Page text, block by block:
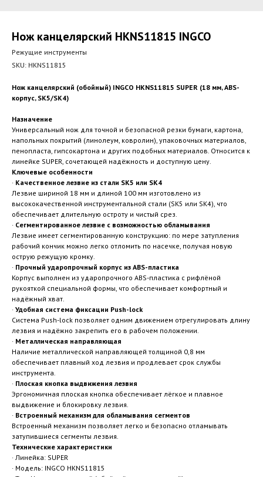
Нож канцелярский HKNS11815 INGCO
Режущие инструменты
SKU: HKNS11815
Нож канцелярский (обойный) INGCO HKNS11815 SUPER (18 мм, ABS-
корпус, SK5/SK4)
Назначение
Универсальный нож для точной и безопасной резки бумаги, картона,
напольных покрытий (линолеум, ковролин), упаковочных материалов,
пенопласта, гипсокартона и других подобных материалов. Относится к
линейке SUPER, сочетающей надёжность и доступную цену.
Ключевые особенности
· Качественное лезвие из стали SK5 или SK4
Лезвие шириной 18 мм и длиной 100 мм изготовлено из
высококачественной инструментальной стали (SK5 или SK4), что
обеспечивает длительную остроту и чистый срез.
· Сегментированное лезвие с возможностью обламывания
Лезвие имеет сегментированную конструкцию: по мере затупления
рабочий кончик можно легко отломить по насечке, получая новую
острую режущую кромку.
· Прочный ударопрочный корпус из ABS-пластика
Корпус выполнен из ударопрочного ABS-пластика с рифлёной
рукояткой специальной формы, что обеспечивает комфортный и
надёжный хват.
· Удобная система фиксации Push-lock
Система Push-lock позволяет одним движением отрегулировать длину
лезвия и надёжно закрепить его в рабочем положении.
· Металлическая направляющая
Наличие металлической направляющей толщиной 0,8 мм
обеспечивает плавный ход лезвия и продлевает срок службы
инструмента.
· Плоская кнопка выдвижения лезвия
Эргономичная плоская кнопка обеспечивает лёгкое и плавное
выдвижение и блокировку лезвия.
· Встроенный механизм для обламывания сегментов
Встроенный механизм позволяет легко и безопасно отламывать
затупившиеся сегменты лезвия.
Технические характеристики
· Линейка: SUPER
· Модель: INGCO HKNS11815